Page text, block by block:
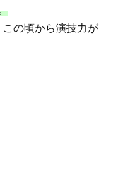
の頃から演技力が